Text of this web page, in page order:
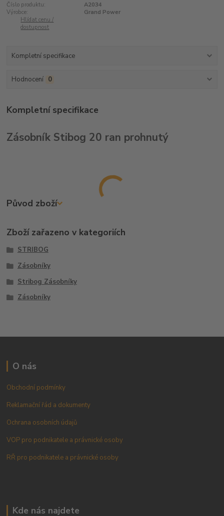
Číslo produktu:
A2034
Výrobce:
Grand Power
Hlídat cenu /
dostupnost
Kompletní specifikace
Hodnocení 0
Kompletní specifikace
Zásobník Stibog 20 ran prohnutý
Původ zboží
Zboží zařazeno v kategoriích
STRIBOG
Zásobníky
Stribog Zásobníky
Zásobníky
O nás
Obchodní podmínky
Reklamační řád a dokumenty
Ochrana osobních údajů
VOP pro podnikatele a právnické osoby
RŘ pro podnikatele a právnické osoby
Kde nás najdete